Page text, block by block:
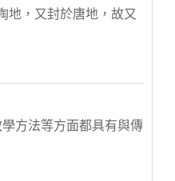
地，又封於唐地，故又
方法等方面都具有與傳